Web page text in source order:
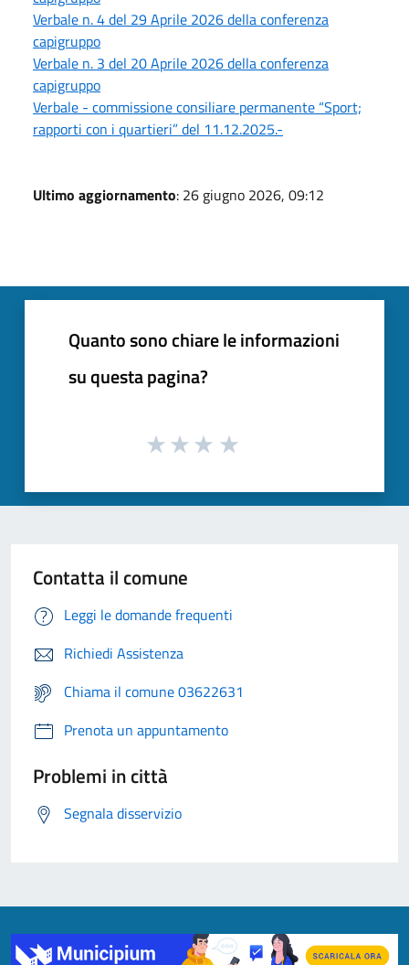
Verbale n. 4 del 29 Aprile 2026 della conferenza
capigruppo
Verbale n. 3 del 20 Aprile 2026 della conferenza
capigruppo
Verbale - commissione consiliare permanente “Sport;
rapporti con i quartieri” del 11.12.2025.-
Ultimo aggiornamento: 26 giugno 2026, 09:12
Quanto sono chiare le informazioni
su questa pagina?
Contatta il comune
Leggi le domande frequenti
Richiedi Assistenza
Chiama il comune 03622631
Prenota un appuntamento
Problemi in città
Segnala disservizio